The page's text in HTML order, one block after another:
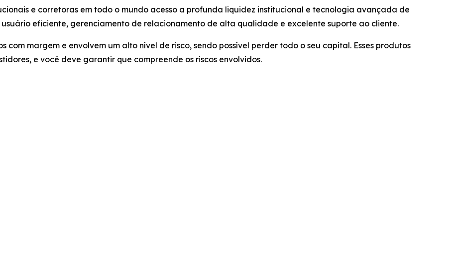
e corretoras em todo o mundo acesso a profunda liquidez institucional e tecnologia avançada de
eficiente, gerenciamento de relacionamento de alta qualidade e excelente suporte ao cliente.
com margem e envolvem um alto nível de risco, sendo possível perder todo o seu capital. Esses produtos
e você deve garantir que compreende os riscos envolvidos.